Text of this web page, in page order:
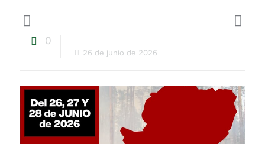
0
26 de junio de 2026